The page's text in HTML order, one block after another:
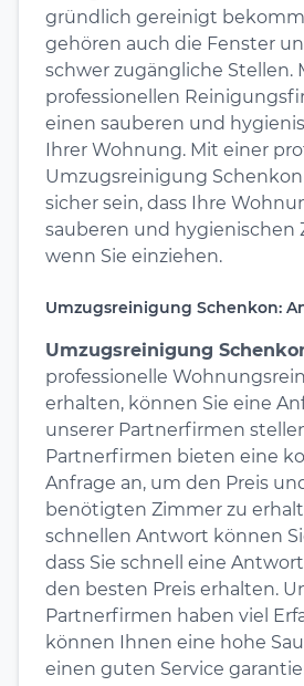
gründlich gereinigt
gehören auch die Fenster
schwer zugängliche Stellen.
professionellen
einen sauberen und
Ihrer Wohnung. Mit einer
Umzugsreinigung
sicher sein, dass Ihre
sauberen und hygienischen
wenn Sie einziehen.
Umzugsreinigung Schenkon:
Umzugsreinigung
professionelle
erhalten, können Sie eine
unserer Partnerfirmen
Partnerfirmen bieten eine
Anfrage an, um den Preis
benötigten Zimmer zu
schnellen Antwort können
dass Sie schnell eine
den besten Preis erhalten.
Partnerfirmen haben viel
können Ihnen eine hohe
einen guten Service